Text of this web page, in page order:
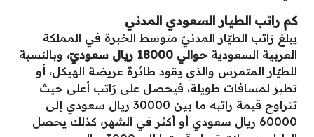
كم راتب الطيار السعودي المدني
يبلغ رَاتب الطيّار المدنيّ متوسط الخبرة في المملكة
العربية السعودية حوالي 18000 ريال سعوديّ،
وبالنسبة
للطيّار المتمرس والذي يقود طائرة عريضة الهيكل، أو
تطير لمسافات طويلة، فيحصل على رَاتب أعلى حيث
تتراوح قيمة راتبه ما بين 30000 ريال سعودي إلى
60000 ريال سعودي أو أكثر في الشهر، كذلك يحصل